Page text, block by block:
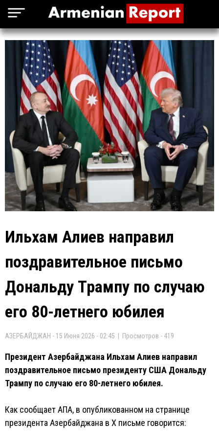
Ильхам Алиев направил
поздравительное письмо
Дональду Трампу по случаю
его 80-летнего юбилея
АЗЕРБАЙДЖАН - 15 Июня 2026 - 02:45 | Просмотров - 419
Президент Азербайджана Ильхам Алиев направил
поздравительное письмо президенту США Дональду
Трампу по случаю его 80-летнего юбилея.
Как сообщает AПA, в опубликованном на странице
президента Азербайджана в X письме говорится: